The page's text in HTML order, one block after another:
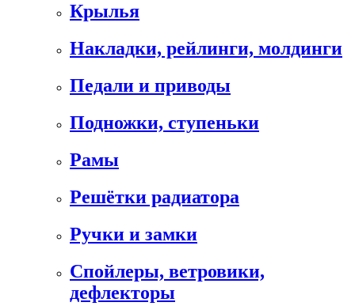
Крылья
Накладки, рейлинги, молдинги
Педали и приводы
Подножки, ступеньки
Рамы
Решётки радиатора
Ручки и замки
Спойлеры, ветровики,
дефлекторы